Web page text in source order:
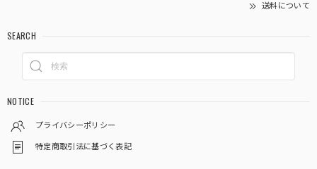
送料について
SEARCH
NOTICE
プライバシーポリシー
特定商取引法に基づく表記